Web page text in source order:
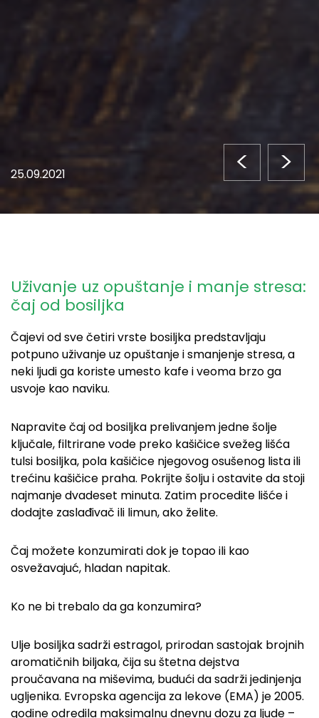
25.09.2021 < >
Uživanje uz opuštanje i manje stresa:
čaj od bosiljka
Čajevi od sve četiri vrste bosiljka predstavljaju
potpuno uživanje uz opuštanje i smanjenje stresa, a
neki ljudi ga koriste umesto kafe i veoma brzo ga
usvoje kao naviku.
Napravite čaj od bosiljka prelivanjem jedne šolje
ključale, filtrirane vode preko kašičice svežeg lišća
tulsi bosiljka, pola kašičice njegovog osušenog lista ili
trećinu kašičice praha. Pokrijte šolju i ostavite da stoji
najmanje dvadeset minuta. Zatim procedite lišće i
dodajte zaslađivač ili limun, ako želite.
Čaj možete konzumirati dok je topao ili kao
osvežavajuć, hladan napitak.
Ko ne bi trebalo da ga konzumira?
Ulje bosiljka sadrži estragol, prirodan sastojak brojnih
aromatičnih biljaka, čija su štetna dejstva
proučavana na miševima, budući da sadrži jedinjenja
ugljenika. Evropska agencija za lekove (EMA) je 2005.
godine odredila maksimalnu dnevnu dozu za ljude –